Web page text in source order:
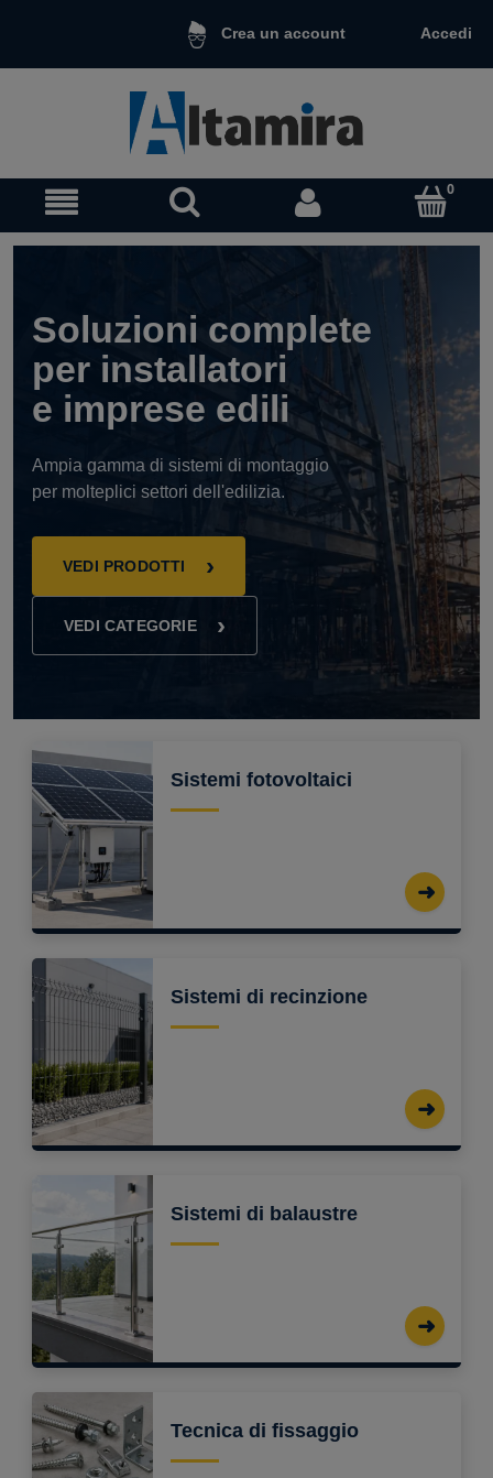
Crea un account Accedi
Soluzioni complete
per installatori
e imprese edili
Ampia gamma di sistemi di montaggio
per molteplici settori dell'edilizia.
VEDI PRODOTTI
VEDI CATEGORIE
Sistemi fotovoltaici
Sistemi di recinzione
Sistemi di balaustre
Tecnica di fissaggio